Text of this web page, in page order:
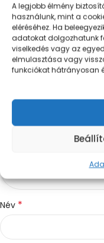
A legjobb élmény
használunk, mint a
eléréséhez. Ha
adatokat dolgozhatunk
viselkedés vagy az
elmulasztása vagy
funkciókat hátrányosan
Az e-mail címet nem
karakterrel jelöltük
A te értékelésed *
Értékelésed*
Név *